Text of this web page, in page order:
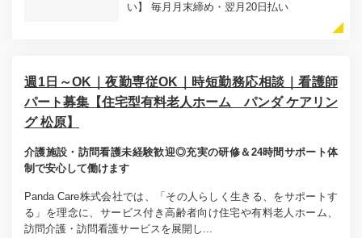
い】 毎月月末締め・翌月20日払い
週1日～OK｜夜勤専従OK｜時短勤務応相談｜看護師
パート募集【住宅型有料老人ホーム パンダ ケアリン
グ 松原】
介護施設・訪問看護未経験歓迎◎充実の研修＆24時間サポート体
制で安心して働けます
Panda Care株式会社では、「その人らしく生きる、をサポートす
る」を理念に、サービス付き高齢者向け住宅や有料老人ホーム、
訪問介護・訪問看護サービスを展開し...